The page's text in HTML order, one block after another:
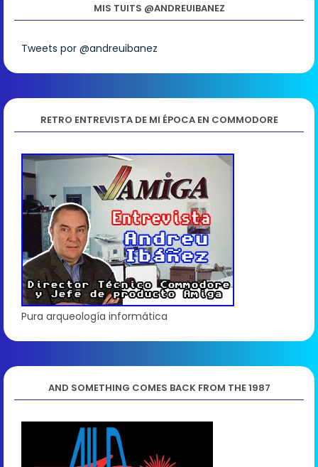
MIS TUITS @ANDREUIBANEZ
Tweets por @andreuibanez
RETRO ENTREVISTA DE MI ÉPOCA EN COMMODORE
Pura arqueología informática
AND SOMETHING COMES BACK FROM THE 1987